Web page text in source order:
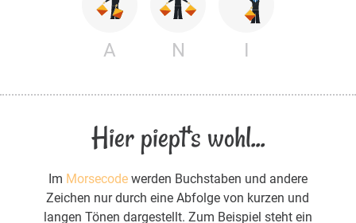
A N I
Hier piept's wohl...
Im Morsecodewerden Buchstaben und andere
Zeichen nur durch eine Abfolge von kurzen und
langen Tönen dargestellt. Zum Beispiel steht ein